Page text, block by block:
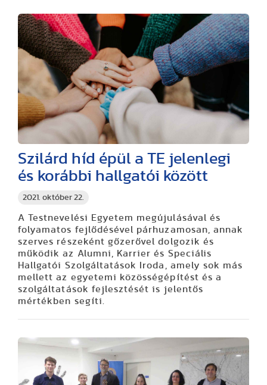
2021. október 22.
Szilárd híd épül a TE jelenlegi
és korábbi hallgatói között
A Testnevelési Egyetem megújulásával és
folyamatos fejlődésével párhuzamosan, annak
szerves részeként gőzerővel dolgozik és
működik az Alumni, Karrier és Speciális
Hallgatói Szolgáltatások Iroda, amely sok más
mellett az egyetemi közösségépítést és a
szolgáltatások fejlesztését is jelentős
mértékben segíti.